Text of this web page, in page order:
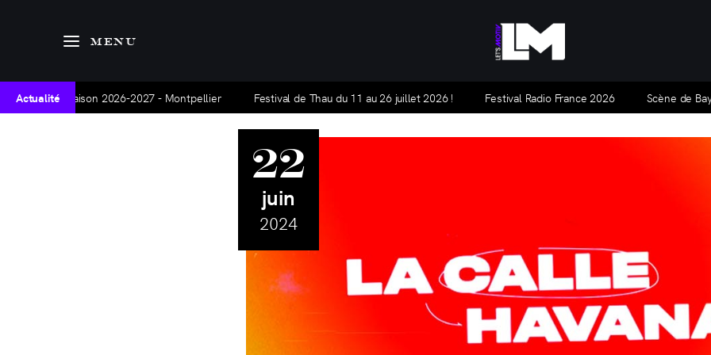
MENU
HORS-SÉRIE NOUS
Actualité- Saison 2026-2027 - Montpellier Festival de Thau du 11 au 26 juillet 2026 ! Festival Radio France 2026 Scène de
Let's Motiv
qui traite de l'actualité à Montpellier et ses alentours.
Articles
22
juin
2024